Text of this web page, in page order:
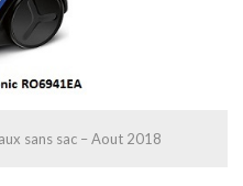
sans sac – Aout 2018